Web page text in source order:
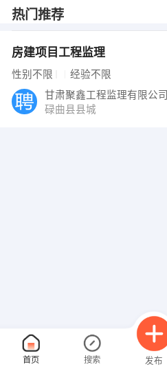
热门推荐
房建项目工程监理
性别不限 经验不限
甘肃聚鑫工程监理有限公司
碌曲县县城
首页 搜索 发布